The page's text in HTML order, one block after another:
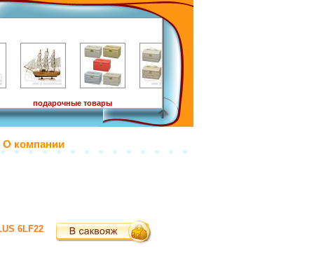
О компании
подарочные товары
6LF22